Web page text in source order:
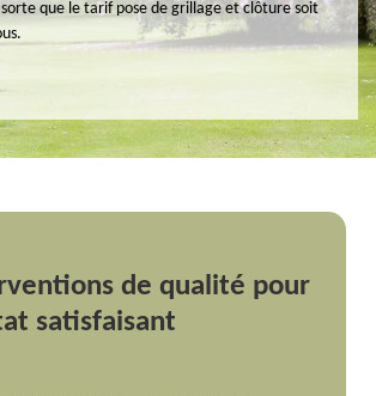
que le tarif pose de grillage et clôture soit
de qualité pour
satisfaisant